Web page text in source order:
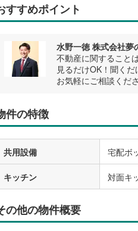
すすめポイント
水野一徳 株式会社夢
不動産に関すること
見るだけOK！聞くだ
お気軽にご相談くだ
件の特徴
共用設備 宅配ボ
キッチン 対面キ
の他の物件概要